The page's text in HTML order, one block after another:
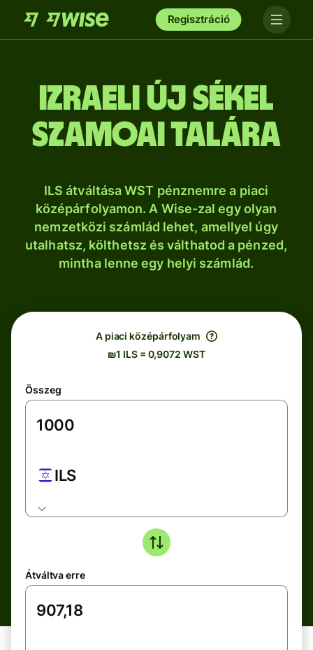
Regisztráció
izraeli új sékel
szamoai talára
ILS átváltása WST pénznemre a piaci
középárfolyamon. A Wise-zal egy olyan
nemzetközi számlád lehet, amellyel úgy
utalhatsz, költhetsz és válthatod a pénzed,
mintha lenne egy helyi számlád.
A piaci középárfolyam
₪1 ILS = 0,9072 WST
Összeg
ILS
Átváltva erre